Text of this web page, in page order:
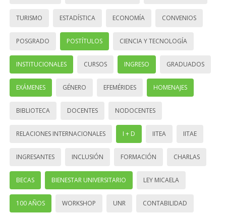
TURISMO ESTADÍSTICA ECONOMÍA CONVENIOS
POSGRADO POSTÍTULOS CIENCIA Y TECNOLOGÍA
INSTITUCIONALES CURSOS INGRESO GRADUADOS
EXÁMENES GÉNERO EFEMÉRIDES HOMENAJES
BIBLIOTECA DOCENTES NODOCENTES
RELACIONES INTERNACIONALES I + D IITEA IITAE
INGRESANTES INCLUSIÓN FORMACIÓN CHARLAS
BECAS BIENESTAR UNIVERSITARIO LEY MICAELA
100 AÑOS WORKSHOP UNR CONTABILIDAD